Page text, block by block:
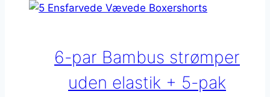
6-par Bambus strømper
uden elastik + 5-pak